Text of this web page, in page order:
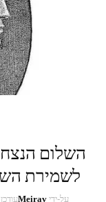
השלום
לשמירת
על-ידי Meirav